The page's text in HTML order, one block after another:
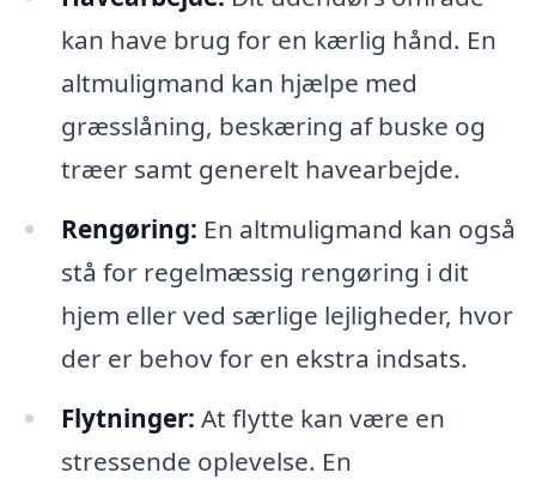
kan have brug for en kærlig hånd. En
altmuligmand kan hjælpe med
græsslåning, beskæring af buske og
træer samt generelt havearbejde.
Rengøring: En altmuligmand kan også
stå for regelmæssig rengøring i dit
hjem eller ved særlige lejligheder, hvor
der er behov for en ekstra indsats.
Flytninger: At flytte kan være en
stressende oplevelse. En